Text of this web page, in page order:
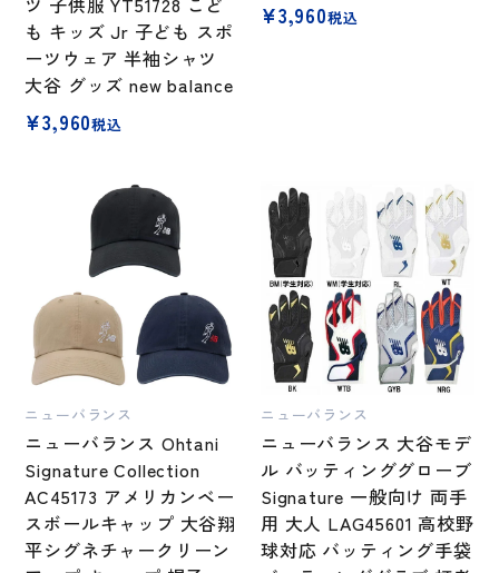
も キッズ Jr 子ども スポ
ーツウェア 半袖シャツ
大谷 グッズ new balance
¥3,960税込
¥3,960税込
ニューバランス
ニューバランス Ohtani
Signature Collection
AC45173 アメリカンベー
スボールキャップ 大谷翔
平シグネチャークリーン
ニューバランス
ニューバランス 大谷モデ
ル バッティンググローブ
Signature 一般向け 両手
用 大人 LAG45601 高校野
球対応 バッティング手袋